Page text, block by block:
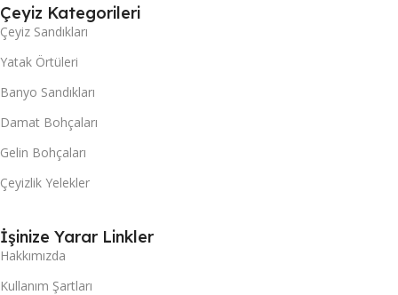
Çeyiz Kategorileri
Çeyiz Sandıkları
Yatak Örtüleri
Banyo Sandıkları
Damat Bohçaları
Gelin Bohçaları
Çeyizlik Yelekler
İşinize Yarar Linkler
Hakkımızda
Kullanım Şartları